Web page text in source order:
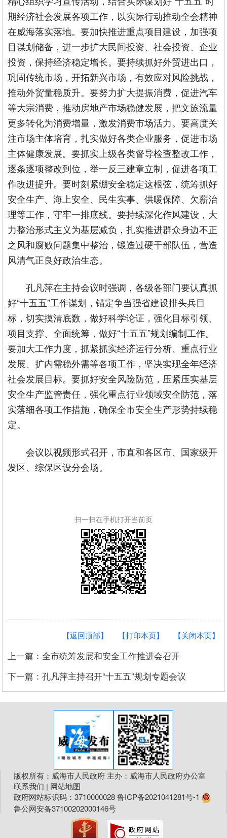
期经济社会发展各项工作，以实际行动推动全会精神
在威海落实落地。要加快推进重点项目建设，加强项
目谋划储备，进一步扩大民间投资、社会投资、企业
投资，保持经济稳定增长。要持续抓好外贸进出口，
巩固传统市场，开拓新兴市场，有效应对风险挑战，
推动外贸量稳质升。要努力扩大提振消费，促进汽车
等大宗消费，推动房地产市场稳健发展，把文旅流量
更多转化为消费增量，激发消费市场活力。要高度关
注市场主体培育，扎实做好各类企业服务，促进市场
主体健康发展。要抓实上级各类督导检查整改工作，
逐条逐项整改到位，举一反三建章立制，促进各项工
作改进提升。要时刻紧绷安全稳定这根弦，统筹抓好
安全生产、海上安全、民生实事、供暖保障、欠薪治
理等工作，守牢一排底线。要持续深化作风建设，大
力整治形式主义为基层减负，扎实推进群众身边不正
之风和腐败问题集中整治，锻造过硬干部队伍，营造
风清气正良好政治生态。
孔凡萍在主持会议时强调，各级各部门要认真抓
好“十五五”工作谋划，锚定争当强省建设排头兵目
标，切实摸清底数，做好科学论证，强化目标引领、
项目支撑、全面统筹，做好“十五五”规划编制工作。
要加大工作力度，抓紧抓实经济运行分析、重点行业
发展、扩内需稳外需等各项工作，坚决实现全年经济
社会发展目标。要抓好安全风险防范，压紧压实基层
安全生产监管责任，强化重点行业领域安全防范，落
实落细各项工作措施，确保全市安全生产形势持续稳
定。
会议以视频形式召开，市直和各区市、国家级开
发区、综保区设分会场。
扫一扫在手机打开当前页
【关闭本页】
【打印本页】
【返回顶部】
上一篇：全市统筹发展和安全工作推进会召开
下一篇：孔凡萍主持召开“十五五”规划专题会议
版权所有：威海市人民政府 主办：威海市人民政府办公室
联系我们 | 网站地图
政府网站标识码：3710000028鲁ICP备2021041281号-1
鲁公网安备37100202000146号